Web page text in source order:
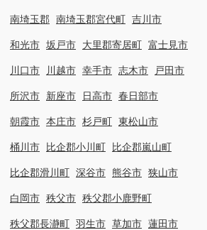
南埼玉郡 南埼玉郡宮代町 吉川市
和光市 坂戸市 大里郡寄居町 富士見市
川口市 川越市 幸手市 志木市 戸田市
所沢市 新座市 日高市 春日部市
朝霞市 本庄市 杉戸町 東松山市
桶川市 比企郡小川町 比企郡嵐山町
比企郡滑川町 深谷市 熊谷市 狭山市
白岡市 秩父市 秩父郡小鹿野町
秩父郡長瀞町 羽生市 草加市 蓮田市